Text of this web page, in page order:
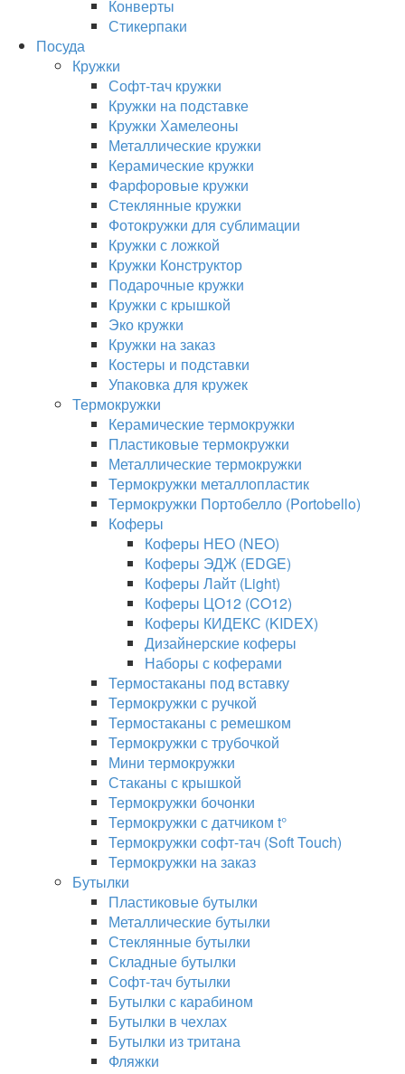
Конверты
Стикерпаки
Посуда
Кружки
Софт-тач кружки
Кружки на подставке
Кружки Хамелеоны
Металлические кружки
Керамические кружки
Фарфоровые кружки
Стеклянные кружки
Фотокружки для сублимации
Кружки с ложкой
Кружки Конструктор
Подарочные кружки
Кружки с крышкой
Эко кружки
Кружки на заказ
Костеры и подставки
Упаковка для кружек
Термокружки
Керамические термокружки
Пластиковые термокружки
Металлические термокружки
Термокружки металлопластик
Термокружки Портобелло (Portobello)
Коферы
Коферы НЕО (NEO)
Коферы ЭДЖ (EDGE)
Коферы Лайт (Light)
Коферы ЦО12 (CO12)
Коферы КИДЕКС (KIDEX)
Дизайнерские коферы
Наборы с коферами
Термостаканы под вставку
Термокружки с ручкой
Термостаканы с ремешком
Термокружки с трубочкой
Мини термокружки
Стаканы с крышкой
Термокружки бочонки
Термокружки с датчиком t°
Термокружки софт-тач (Soft Touch)
Термокружки на заказ
Бутылки
Пластиковые бутылки
Металлические бутылки
Стеклянные бутылки
Складные бутылки
Софт-тач бутылки
Бутылки с карабином
Бутылки в чехлах
Бутылки из тритана
Фляжки